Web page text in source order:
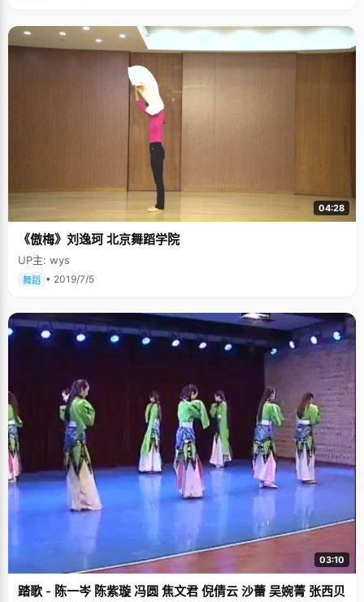
04:28
《傲梅》刘逸珂 北京舞蹈学院
UP主: wys
舞蹈 • 2019/7/5
03:10
踏歌 - 陈一岑 陈紫璇 冯圆 焦文君 倪倩云 沙蕾 吴婉菁 张西贝